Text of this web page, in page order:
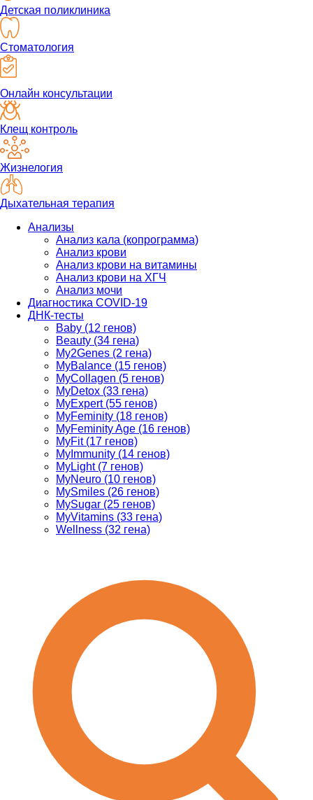
Детская поликлиника
Стоматология
Онлайн консультации
Клещ контроль
Жизнелогия
Дыхательная терапия
Анализы
Анализ кала (копрограмма)
Анализ крови
Анализ крови на витамины
Анализ крови на ХГЧ
Анализ мочи
Диагностика COVID-19
ДНК-тесты
Baby (12 генов)
Beauty (34 гена)
My2Genes (2 гена)
MyBalance (15 генов)
MyCollagen (5 генов)
MyDetox (33 гена)
MyExpert (55 генов)
MyFeminity (18 генов)
MyFeminity Age (16 генов)
MyFit (17 генов)
MyImmunity (14 генов)
MyLight (7 генов)
MyNeuro (10 генов)
MySmiles (26 генов)
MySugar (25 генов)
MyVitamins (33 гена)
Wellness (32 гена)